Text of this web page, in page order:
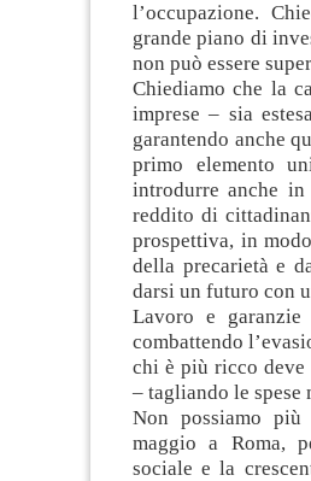
l’occupazione.
grande piano di
non può essere
Chiediamo che la
imprese – sia
garantendo anche
primo elemento
introdurre anche
reddito di
prospettiva, in
della precarietà e
darsi un futuro con
Lavoro e
combattendo
chi è più ricco deve
– tagliando le
Non possiamo
maggio a Roma,
sociale e la